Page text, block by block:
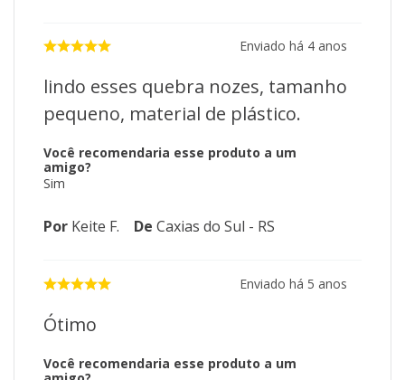
Enviado há 4 anos
lindo esses quebra nozes, tamanho
pequeno, material de plástico.
Você recomendaria esse produto a um
amigo?
Sim
Por Keite F. De Caxias do Sul - RS
Enviado há 5 anos
Ótimo
Você recomendaria esse produto a um